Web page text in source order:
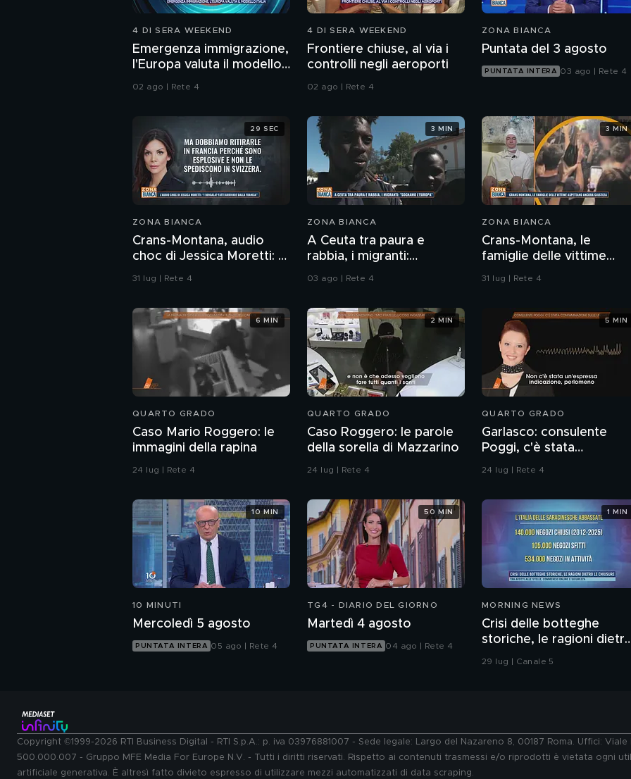
4 DI SERA WEEKEND
Emergenza immigrazione,
l'Europa valuta il modello
02 ago | Rete 4
4 DI SERA WEEKEND
Frontiere chiuse, al via i
controlli negli aeroporti
02 ago | Rete 4
ZONA BIANCA
Puntata del 3 agosto
PUNTATA INTERA 03 ago | Rete 4
ZONA BIANCA
Crans-Montana, audio
choc di Jessica Moretti: "I
bengala? Fatti arrivare
31 lug | Rete 4
29 SEC
ZONA BIANCA
A Ceuta tra paura e
rabbia, i migranti:
"Sognamo l'Europa"
03 ago | Rete 4
3 MIN
ZONA BIANCA
Crans-Montana, le
famiglie delle vittime
aspettano ancora
31 lug | Rete 4
3 MIN
QUARTO GRADO
Caso Mario Roggero: le
immagini della rapina
24 lug | Rete 4
6 MIN
QUARTO GRADO
Caso Roggero: le parole
della sorella di Mazzarino
24 lug | Rete 4
2 MIN
QUARTO GRADO
Garlasco: consulente
Poggi, c'è stata
contaminazione sulle
24 lug | Rete 4
5 MIN
10 MINUTI
Mercoledì 5 agosto
PUNTATA INTERA 05 ago | Rete 4
10 MIN
TG4 - DIARIO DEL GIORNO
Martedì 4 agosto
PUNTATA INTERA 04 ago | Rete 4
50 MIN
MORNING NEWS
Crisi delle botteghe
storiche, le ragioni
le chiusure
29 lug | Canale 5
1 MIN
Copyright ©1999-2026 RTI Business Digital - RTI S.p.A.: p. iva 03976881007 - Sede legale: Largo del Nazareno 8, 00187 Roma. Uffici:
500.000.007 - Gruppo MFE Media For Europe N.V. - Tutti i diritti riservati. Rispetto ai contenuti trasmessi e/o riprodotti è vietata ogni
artificiale generativa. È altresì fatto divieto espresso di utilizzare mezzi automatizzati di data scraping.